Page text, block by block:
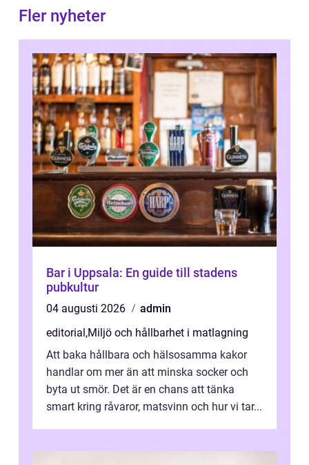
Fler nyheter
Bar i Uppsala: En guide till stadens
pubkultur
04 augusti 2026
admin
editorial,Miljö och hållbarhet i matlagning
Att baka hållbara och hälsosamma kakor
handlar om mer än att minska socker och
byta ut smör. Det är en chans att tänka
smart kring råvaror, matsvinn och hur vi tar...